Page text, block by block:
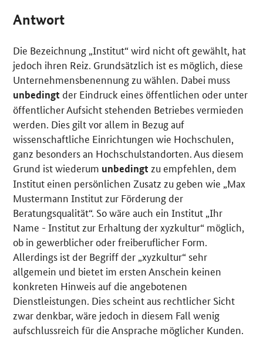
Antwort
Die Bezeichnung „Institut“ wird nicht oft gewählt, hat
jedoch ihren Reiz. Grundsätzlich ist es möglich, diese
Unternehmensbenennung zu wählen. Dabei muss
unbedingt der Eindruck eines öffentlichen oder unter
öffentlicher Aufsicht stehenden Betriebes vermieden
werden. Dies gilt vor allem in Bezug auf
wissenschaftliche Einrichtungen wie Hochschulen,
ganz besonders an Hochschulstandorten. Aus diesem
Grund ist wiederum unbedingt zu empfehlen, dem
Institut einen persönlichen Zusatz zu geben wie „Max
Mustermann Institut zur Förderung der
Beratungsqualität“. So wäre auch ein Institut „Ihr
Name - Institut zur Erhaltung der xyzkultur“ möglich,
ob in gewerblicher oder freiberuflicher Form.
Allerdings ist der Begriff der „xyzkultur“ sehr
allgemein und bietet im ersten Anschein keinen
konkreten Hinweis auf die angebotenen
Dienstleistungen. Dies scheint aus rechtlicher Sicht
zwar denkbar, wäre jedoch in diesem Fall wenig
aufschlussreich für die Ansprache möglicher Kunden.